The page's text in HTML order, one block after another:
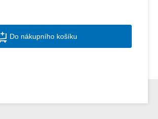
Zadejte
Do nákupního košíku